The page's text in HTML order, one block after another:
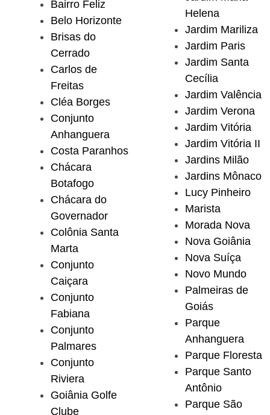
Bairro Feliz
Belo Horizonte
Brisas do
Cerrado
Carlos de
Freitas
Cléa Borges
Conjunto
Anhanguera
Costa Paranhos
Chácara
Botafogo
Chácara do
Governador
Colônia Santa
Marta
Conjunto
Caiçara
Conjunto
Fabiana
Conjunto
Palmares
Conjunto
Riviera
Goiânia Golfe
Clube
Helena
Jardim Mariliza
Jardim Paris
Jardim Santa
Cecília
Jardim Valência
Jardim Verona
Jardim Vitória
Jardim Vitória II
Jardins Milão
Jardins Mônaco
Lucy Pinheiro
Marista
Morada Nova
Nova Goiânia
Nova Suíça
Novo Mundo
Palmeiras de
Goiás
Parque
Anhanguera
Parque Floresta
Parque Santo
Antônio
Parque São